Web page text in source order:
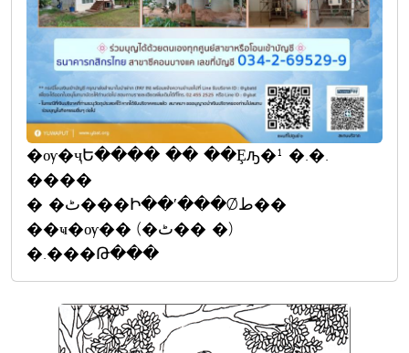
�ѹ�ҷԵ���� �� ��Ȩԡ�¹ �.�.
����
� �ٹ���Ի��ʹ���Ǿط��
��ҹ�ѹ�� (�ٹ�� �)
�.���Թ���